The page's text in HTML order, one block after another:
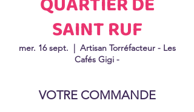
SAINT RUF
mer. 16 sept.
  |
Artisan Torréfacteur - Les
Cafés Gigi -
VOTRE COMMANDE